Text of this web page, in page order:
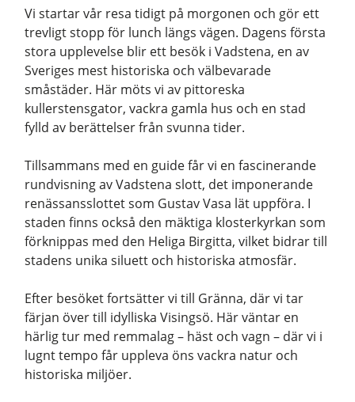
Vi startar vår resa tidigt på morgonen och gör ett
trevligt stopp för lunch längs vägen. Dagens första
stora upplevelse blir ett besök i Vadstena, en av
Sveriges mest historiska och välbevarade
småstäder. Här möts vi av pittoreska
kullerstensgator, vackra gamla hus och en stad
fylld av berättelser från svunna tider.
Tillsammans med en guide får vi en fascinerande
rundvisning av Vadstena slott, det imponerande
renässansslottet som Gustav Vasa lät uppföra. I
staden finns också den mäktiga klosterkyrkan som
förknippas med den Heliga Birgitta, vilket bidrar till
stadens unika siluett och historiska atmosfär.
Efter besöket fortsätter vi till Gränna, där vi tar
färjan över till idylliska Visingsö. Här väntar en
härlig tur med remmalag – häst och vagn – där vi i
lugnt tempo får uppleva öns vackra natur och
historiska miljöer.